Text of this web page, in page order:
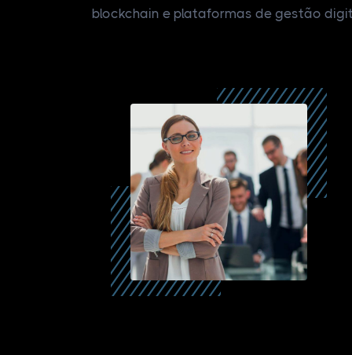
blockchain e plataformas de gestão